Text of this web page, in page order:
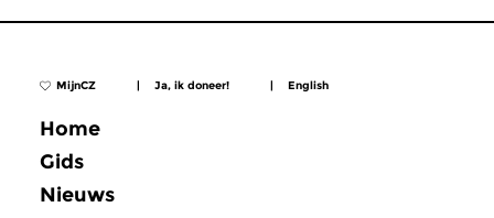
MijnCZ | Ja, ik doneer! | English
Home
Gids
Nieuws